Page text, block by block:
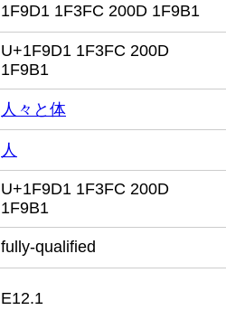
1F9D1 1F3FC 200D 1F9B1
U+1F9D1 1F3FC 200D
1F9B1
人々と体
人
U+1F9D1 1F3FC 200D
1F9B1
fully-qualified
E12.1